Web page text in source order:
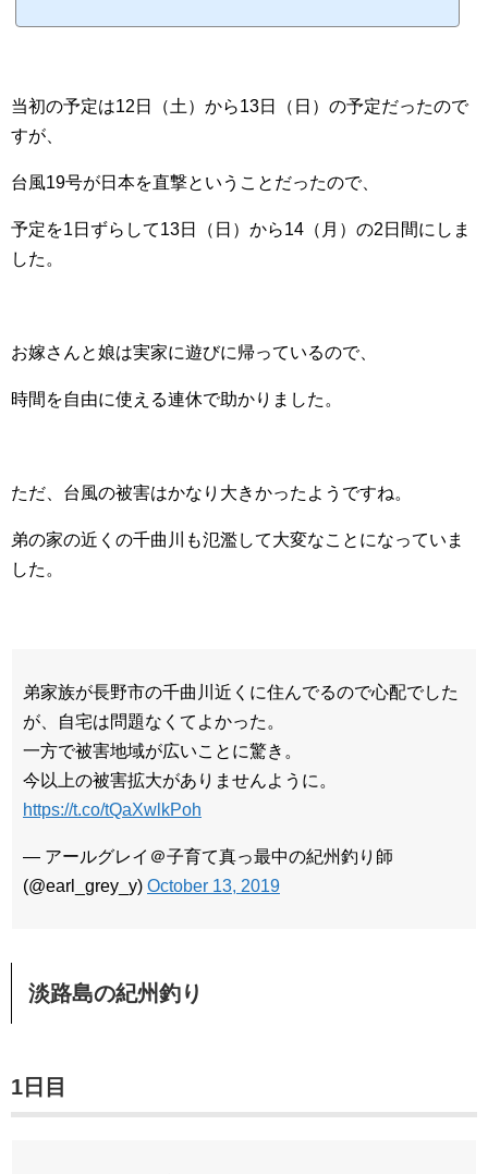
当初の予定は12日（土）から13日（日）の予定だったので
すが、
台風19号が日本を直撃ということだったので、
予定を1日ずらして13日（日）から14（月）の2日間にしま
した。
お嫁さんと娘は実家に遊びに帰っているので、
時間を自由に使える連休で助かりました。
ただ、台風の被害はかなり大きかったようですね。
弟の家の近くの千曲川も氾濫して大変なことになっていま
した。
弟家族が長野市の千曲川近くに住んでるので心配でした
が、自宅は問題なくてよかった。
一方で被害地域が広いことに驚き。
今以上の被害拡大がありませんように。
https://t.co/tQaXwlkPoh
— アールグレイ＠子育て真っ最中の紀州釣り師
(@earl_grey_y) October 13, 2019
淡路島の紀州釣り
1日目